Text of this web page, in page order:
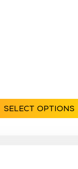
SELECT OPTIONS